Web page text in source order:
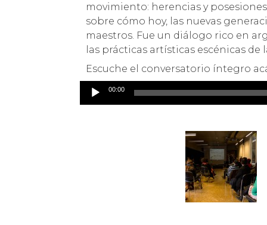
movimiento: herencias y
sobre cómo hoy, las nuevas
maestros. Fue un diálogo rico en
las prácticas artísticas escénicas de
Escuche el conversatorio íntegro
00:00